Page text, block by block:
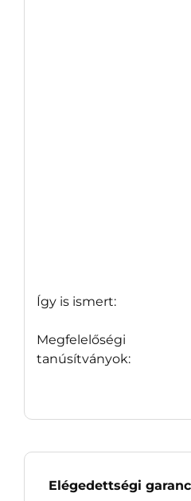
Így is ismert:
Megfelelőségi
tanúsítványok:
Elégedettségi